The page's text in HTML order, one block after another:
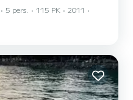
5 pers. 115 PK
2011